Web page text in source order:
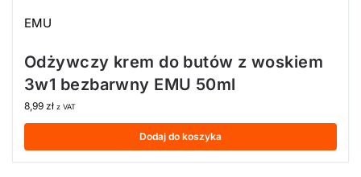
EMU
Odżywczy krem do butów z woskiem
3w1 bezbarwny EMU 50ml
8,99 zł z VAT
Dodaj do koszyka